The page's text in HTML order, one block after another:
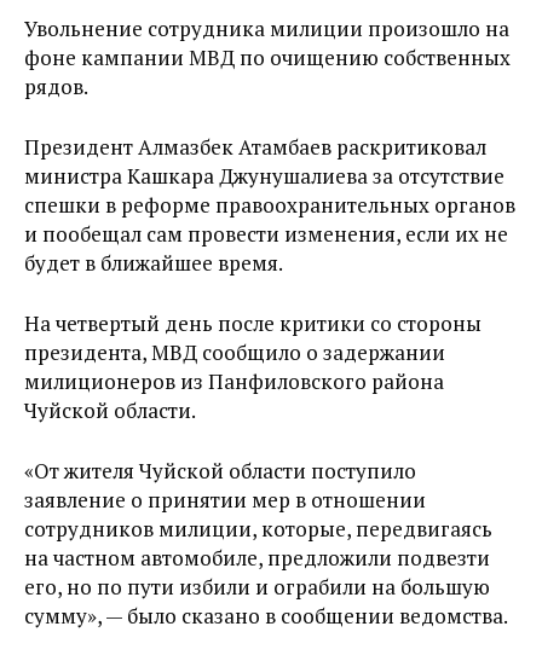
Увольнение сотрудника милиции произошло на
фоне кампании МВД по очищению собственных
рядов.
Президент Алмазбек Атамбаев раскритиковал
министра Кашкара Джунушалиева за отсутствие
спешки в реформе правоохранительных органов
и пообещал сам провести изменения, если их не
будет в ближайшее время.
На четвертый день после критики со стороны
президента, МВД сообщило о задержании
милиционеров из Панфиловского района
Чуйской области.
«От жителя Чуйской области поступило
заявление о принятии мер в отношении
сотрудников милиции, которые, передвигаясь
на частном автомобиле, предложили подвезти
его, но по пути избили и ограбили на большую
сумму», — было сказано в сообщении ведомства.